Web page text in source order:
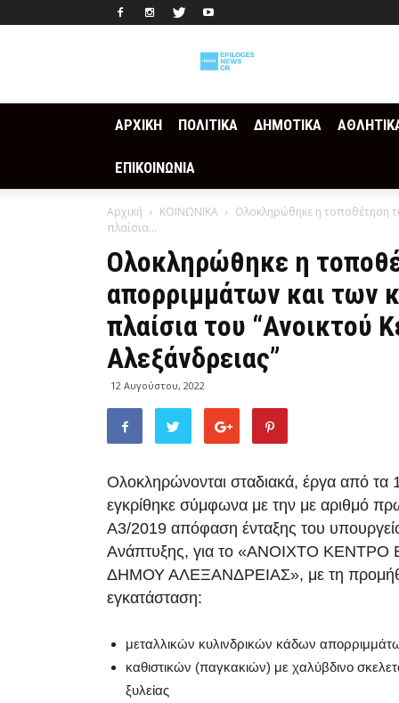
ΑΡΧΙΚΗ ΠΟΛΙΤΙΚΑ ΔΗΜΟΤΙΚΑ
ΕΠΙΚΟΙΝΩΝΙΑ
Αρχική ΚΟΙΝΩΝΙΚΑ
Ολοκληρώθηκε η τοποθέτηση
πλαίσια...
Ολοκληρώθηκε η
απορριμμάτων και των
πλαίσια του “Ανοικτού
Αλεξάνδρειας”
12 Αυγούστου, 2022
Ολοκληρώνονται σταδιακά, έργα από τα
εγκρίθηκε σύμφωνα με την με αριθμό
Α3/2019 απόφαση ένταξης του
Ανάπτυξης, για το «ΑΝΟΙΧΤΟ
ΔΗΜΟΥ ΑΛΕΞΑΝΔΡΕΙΑΣ», με τη
εγκατάσταση:
μεταλλικών κυλινδρικών κάδων
καθιστικών (παγκακιών) με χαλύβδινο
ξυλείας